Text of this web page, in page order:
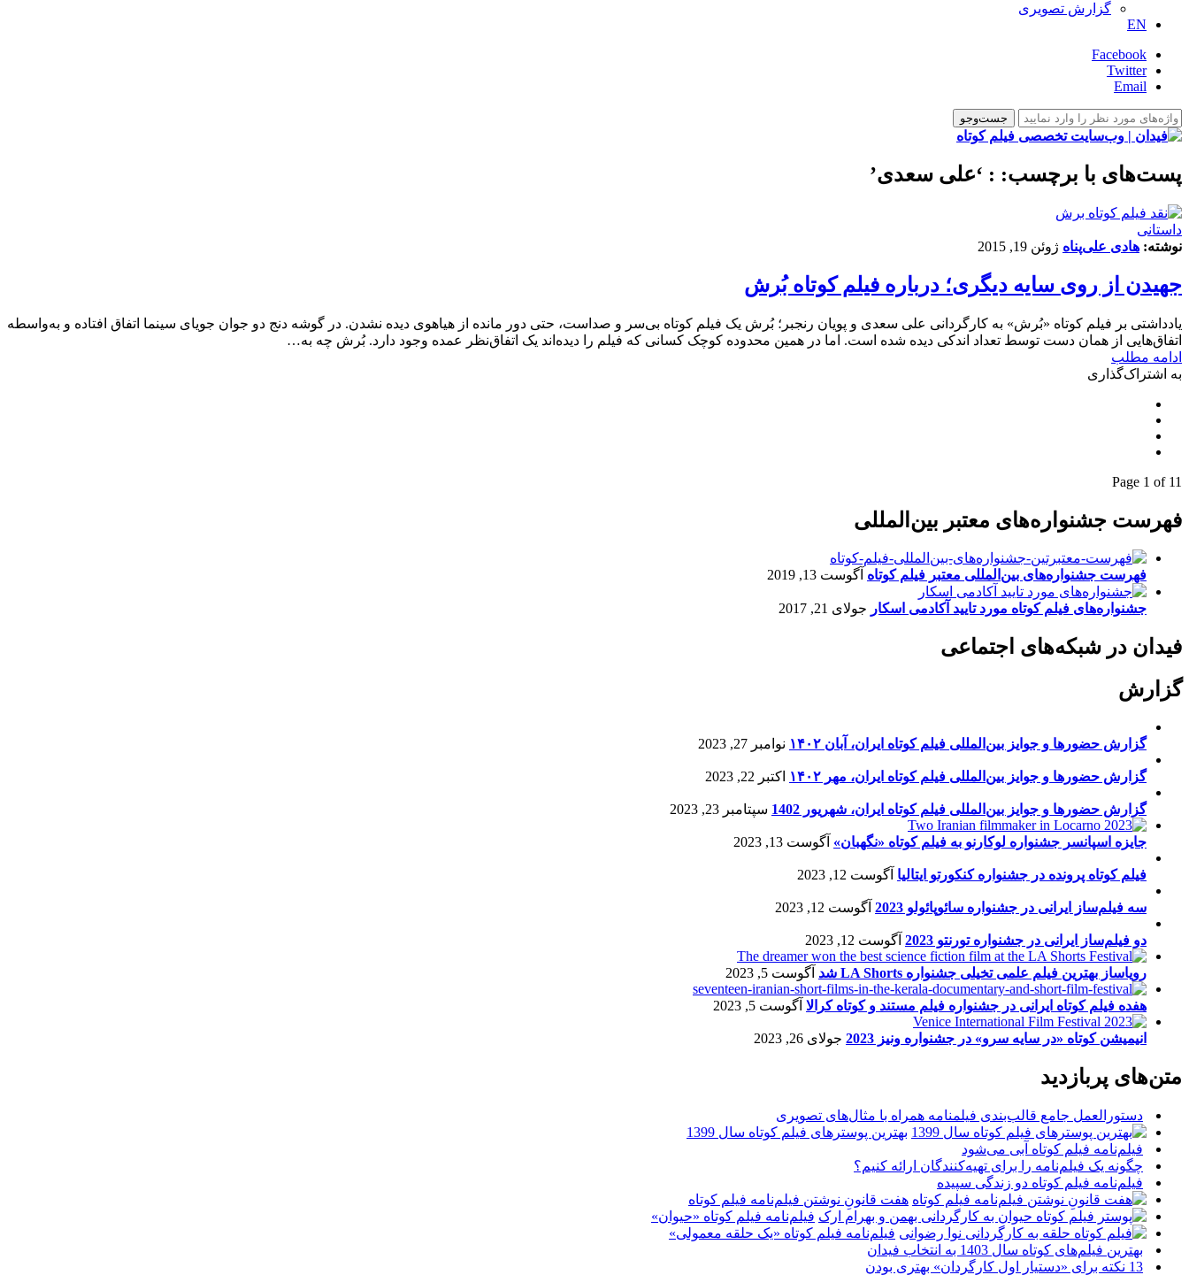
گزارش تصویری
EN
Facebook
Twitter
Email
پست‌های با برچسب: : ‘علی سعدی’
داستانی
نوشته: هادی علی‌پناه ژوئن 19, 2015
جهیدن از روی سایه دیگری؛ درباره فیلم کوتاه بُرش
یادداشتی بر فیلم کوتاه «بُرش» به کارگردانی علی سعدی و پویان رنجبر؛ بُرش یک فیلم کوتاه بی‌سر و صداست، حتی دور مانده از هیاهوی دیده نشدن. در گوشه دنج دو جوان جویای سینما اتفاق افتاده و به‌واسطه
اتفاق‌هایی از همان دست توسط تعداد اندکی دیده شده است. اما در همین محدوده کوچک کسانی که فیلم را دیده‌اند یک اتفاق‌نظر عمده وجود دارد. بُرش چه به…
ادامه مطلب
به اشتراک‌گذاری
Page 1 of 11
فهرست جشنواره‌های معتبر بین‌المللی
فهرست جشنواره‌های بین‌المللی معتبر فیلم کوتاه آگوست 13, 2019
جشنواره‌های فیلم کوتاه مورد تایید آکادمی اسکار جولای 21, 2017
فیدان در شبکه‌های اجتماعی
گزارش
گزارش حضورها و جوایز بین‌المللی فیلم کوتاه ایران، آبان ۱۴۰۲ نوامبر 27, 2023
گزارش حضورها و جوایز بین‌المللی فیلم کوتاه ایران، مهر ۱۴۰۲ اکتبر 22, 2023
گزارش حضورها و جوایز بین‌المللی فیلم کوتاه ایران، شهریور 1402 سپتامبر 23, 2023
جایزه اسپانسر جشنواره لوکارنو به فیلم کوتاه «نگهبان» آگوست 13, 2023
فیلم کوتاه پرونده در جشنواره کنکورتو ایتالیا آگوست 12, 2023
سه فیلم‌ساز ایرانی در جشنواره سائوپائولو 2023 آگوست 12, 2023
دو فیلم‌ساز ایرانی در جشنواره تورنتو 2023 آگوست 12, 2023
رویاساز بهترین فیلم علمی تخیلی جشنواره LA Shorts شد آگوست 5, 2023
هفده فیلم کوتاه ایرانی در جشنواره فیلم مستند و کوتاه کرالا آگوست 5, 2023
انیمیشن کوتاه «در سایه سرو» در جشنواره ونیز 2023 جولای 26, 2023
متن‌های پربازدید
دستورالعمل جامع قالب‌بندی فیلمنامه همراه با مثال‌های تصویری
بهترین پوسترهای فیلم کوتاه سال 1399
فیلم‌نامه فیلم کوتاه آبی می‌شود
چگونه یک فیلم‌نامه را برای تهیه‌کنندگان ارائه کنیم؟
فیلم‌نامه فیلم کوتاه دو زندگی سپیده
هفت قانونِ نوشتن فیلم‌نامه فیلم کوتاه
فیلم‌نامه فیلم کوتاه «حیوان»
فیلم‌نامه فیلم کوتاه «یک حلقه معمولی»
بهترین فیلم‌های کوتاه سال 1403 به انتخاب فیدان
13 نکته برای «دستیار اول کارگردان» بهتری بودن